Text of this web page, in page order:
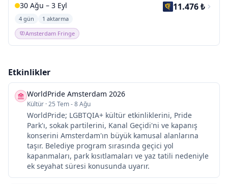
30 Ağu – 3 Eyl
4 gün
1 aktarma
Amsterdam Fringe
11.476 ₺
Etkinlikler
WorldPride Amsterdam 2026
Kültür ·25 Tem - 8 Ağu
WorldPride; LGBTQIA+ kültür etkinliklerini, Pride
Park'ı, sokak partilerini, Kanal Geçidi'ni ve kapanış
konserini Amsterdam'ın büyük kamusal alanlarına
taşır. Belediye program sırasında geçici yol
kapanmaları, park kısıtlamaları ve yaz tatili nedeniyle
ek seyahat süresi konusunda uyarır.